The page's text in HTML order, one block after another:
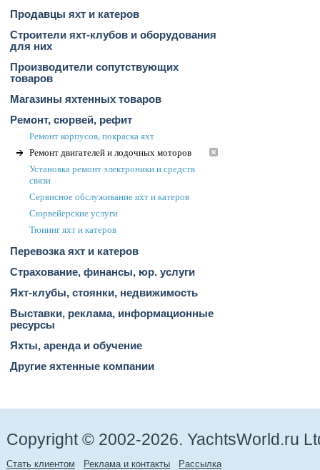
Продавцы яхт и катеров
Строители яхт-клубов и оборудования
для них
Производители сопутствующих
товаров
Магазины яхтенных товаров
Ремонт, сюрвей, рефит
Ремонт корпусов, покраска яхт
Ремонт двигателей и лодочных моторов
Установка ремонт электроники и средств
связи
Сервисное обслуживание яхт и катеров
Сюрвейерские услуги
Тюнинг яхт и катеров
Перевозка яхт и катеров
Страхование, финансы, юр. услуги
Яхт-клубы, стоянки, недвижимость
Выставки, реклама, информационные
ресурсы
Яхты, аренда и обучение
Другие яхтенные компании
Copyright © 2002-2026. YachtsWorld.ru
Стать клиентом Реклама и контакты Рассылка